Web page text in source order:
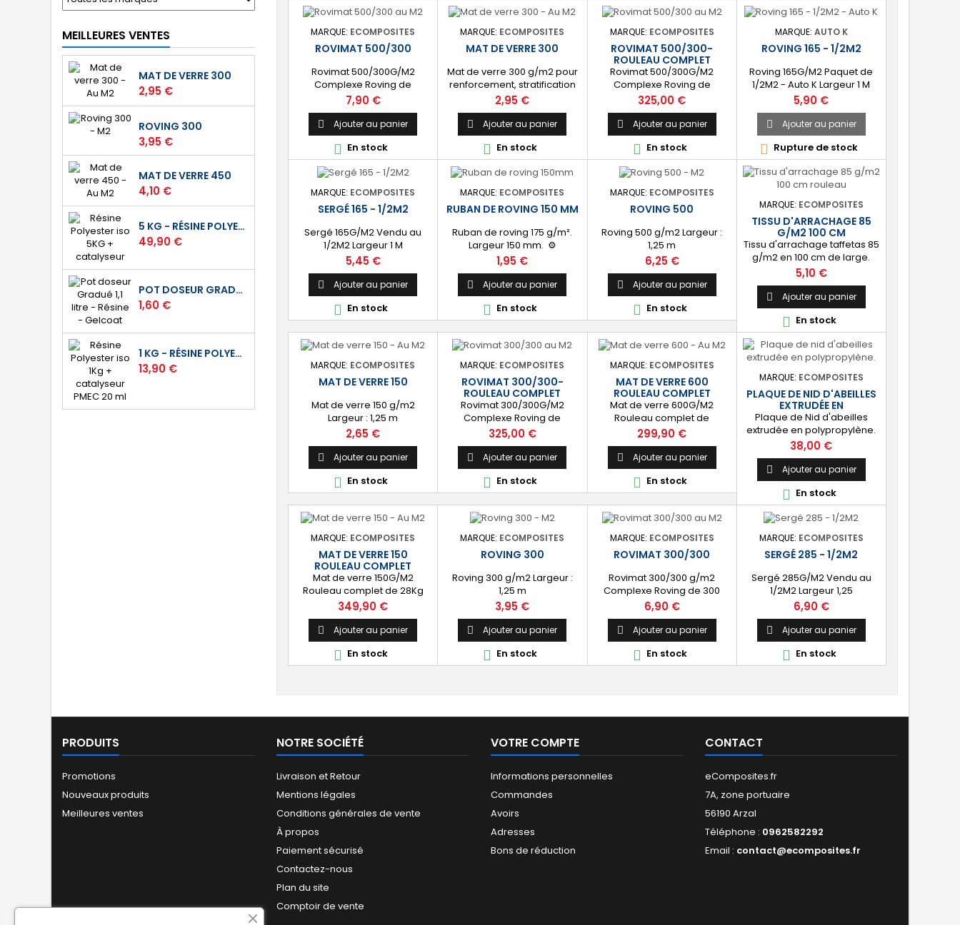
MEILLEURES VENTES
MAT DE VERRE 300
Prix
2,95 €
ROVING 300
Prix
3,95 €
MAT DE VERRE 450
Prix
4,10 €
5 KG - RÉSINE POLYESTER ISO DE STRATIFICATION
Prix
49,90 €
POT DOSEUR GRADUÉ 1,1 LITRE - RÉSINE - GELCOAT
Prix
1,60 €
1 KG - RÉSINE POLYESTER ISO DE STRATIFICATION
Prix
13,90 €
MARQUE: ECOMPOSITES
ROVIMAT 500/300
Rovimat 500/300G/M2
Complexe Roving de
500G/M2 et Mat de verre
300G/M2 Largeur 1,25M
Prix
7,90 €
 Ajouter au panier
 En stock
MARQUE: ECOMPOSITES
MAT DE VERRE 300
Mat de verre 300 g/m2 pour
renforcement, stratification
et réparation résine. ⚙️
[Polyvalent] Convient pour
une large gamme
d'applications : nautisme,
automobile, piscine, etc.
Prix
2,95 €
 Ajouter au panier
 En stock
MARQUE: ECOMPOSITES
ROVIMAT 500/300-
ROULEAU COMPLET
Rovimat 500/300G/M2
Complexe Roving de
500G/M2 et Mat de verre
300G/M2 Rouleau complet
de 40/45Kg Largeur 1,25M
Prix
325,00 €
 Ajouter au panier
 En stock
MARQUE: AUTO K
ROVING 165 - 1/2M2
Roving 165G/M2 Paquet de
1/2M2 - Auto K Largeur 1 M
Prix
5,90 €
 Ajouter au panier
 Rupture de stock
MARQUE: ECOMPOSITES
SERGÉ 165 - 1/2M2
Sergé 165G/M2 Vendu au
1/2M2 Largeur 1 M
Prix
5,45 €
 Ajouter au panier
 En stock
MARQUE: ECOMPOSITES
RUBAN DE ROVING 150 MM
Ruban de roving 175 g/m².
Largeur 150 mm. ⚙️
[Stratification &amp;
réparation] Idéal pour la
jointure de cloison, la
stratification de tube, le
renfort de bordures ou de
coins. ✔️ [Prêt à l'emploi]
Vendu au mètre linéaire ou
en rouleau complet de 30
mètres.
Prix
1,95 €
 Ajouter au panier
 En stock
MARQUE: ECOMPOSITES
ROVING 500
Roving 500 g/m2 Largeur :
1,25 m
Prix
6,25 €
 Ajouter au panier
 En stock
MARQUE: ECOMPOSITES
TISSU D'ARRACHAGE 85
G/M2 100 CM
Tissu d'arrachage taffetas 85
g/m2 en 100 cm de large.
[Gain de temps] : Permet
l'obtention d'une surface
nette, réduisant le travail de
finition. Conditionnement :
vendu au mètre linéaire, 5
mètres linéaires et au
rouleau.
Prix
5,10 €
 Ajouter au panier
 En stock
MARQUE: ECOMPOSITES
MAT DE VERRE 150
Mat de verre 150 g/m2
Largeur : 1,25 m
Prix
2,65 €
 Ajouter au panier
 En stock
MARQUE: ECOMPOSITES
ROVIMAT 300/300-
ROULEAU COMPLET
Rovimat 300/300G/M2
Complexe Roving de
300G/M2 et Mat de verre
300G/M2 Rouleau complet
de 40/45Kg Largeur 1,25M
Prix
325,00 €
 Ajouter au panier
 En stock
MARQUE: ECOMPOSITES
MAT DE VERRE 600
ROULEAU COMPLET
Mat de verre 600G/M2
Rouleau complet de
40/45Kg Largeur 1,25M
Prix
299,90 €
 Ajouter au panier
 En stock
MARQUE: ECOMPOSITES
PLAQUE DE NID D'ABEILLES
EXTRUDÉE EN
POLYPROPYLÈNE.
Plaque de Nid d'abeilles
extrudée en polypropylène.
Matériau d'âme. Plaque de
1,5 M2 Dimensions : 125 cm X
120 cm Épaisseur : 10 mm ou
20 mm Densité : environ 80
KG/M3 PRODUIT UNIQUEMENT
DISPONIBLE AU MAGASIN
D'ARZAL - PAS D'ENVOI.
Prix
38,00 €
 Ajouter au panier
 En stock
MARQUE: ECOMPOSITES
MAT DE VERRE 150
ROULEAU COMPLET
Mat de verre 150G/M2
Rouleau complet de 28Kg
(186m2) Largeur 1,25M
Prix
349,90 €
 Ajouter au panier
 En stock
MARQUE: ECOMPOSITES
ROVING 300
Roving 300 g/m2 Largeur :
1,25 m
Prix
3,95 €
 Ajouter au panier
 En stock
MARQUE: ECOMPOSITES
ROVIMAT 300/300
Rovimat 300/300 g/m2
Complexe Roving de 300
g/m2 et Mat de verre 300
g/m2 Largeur : 1,25 m
Prix
6,90 €
 Ajouter au panier
 En stock
MARQUE: ECOMPOSITES
SERGÉ 285 - 1/2M2
Sergé 285G/M2 Vendu au
1/2M2 Largeur 1,25
Prix
6,90 €
 Ajouter au panier
 En stock
PRODUITS
Promotions
Nouveaux produits
Meilleures ventes
NOTRE SOCIÉTÉ
Livraison et Retour
Mentions légales
Conditions générales de vente
À propos
Paiement sécurisé
Contactez-nous
Plan du site
Comptoir de vente
VOTRE COMPTE
Informations personnelles
Commandes
Avoirs
Adresses
Bons de réduction
CONTACT
eComposites.fr
7A, zone portuaire
56190 Arzal
Téléphone : 0962582292
Email : contact@ecomposites.fr